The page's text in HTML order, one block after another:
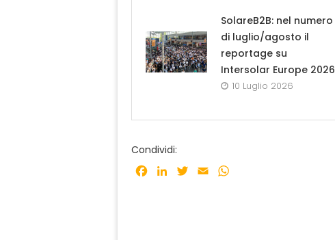
SolareB2B: nel numero
di luglio/agosto il
reportage su
Intersolar Europe 2026
10 Luglio 2026
Condividi:
Facebook
LinkedInTwitter
Email